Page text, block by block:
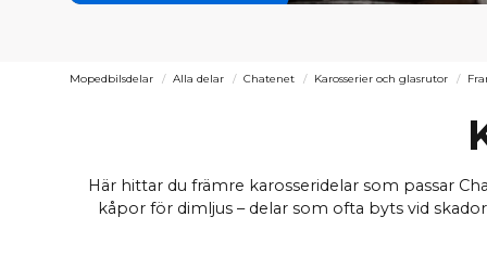
Mopedbilsdelar Alla delar Chatenet Karosserier och glasrutor
Här hittar du främre karosseridelar som passar
kåpor för dimljus – delar som ofta byts vid